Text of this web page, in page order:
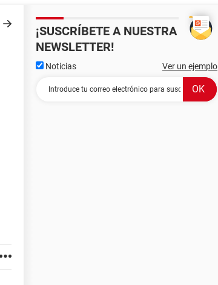
¡SUSCRÍBETE A NUESTRA
NEWSLETTER!
Noticias Ver un ejemplo